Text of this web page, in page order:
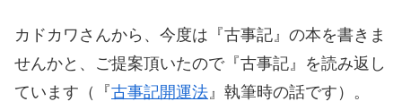
カドカワさんから、今度は『古事記』の本を書きま
せんかと、ご提案頂いたので『古事記』を読み返し
ています（『古事記開運法 』執筆時の話です）。